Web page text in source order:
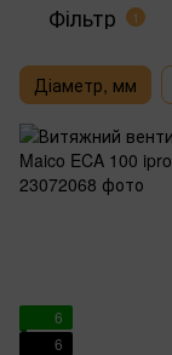
Фільтр 1
Діаметр, мм
6
6